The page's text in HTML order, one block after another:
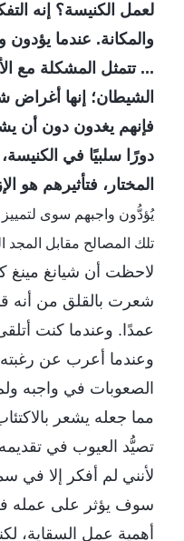
لعمل الكنيسة؟ إنه
والمكانة. عندما
... تتمثل المشكلة مع
الشيطان؛ إنها أغراض
فإنهم يغدون دون أن
دورًا سلبيًا في
المختار، فتأثيرهم هو
يُؤدُّون واجبهم سوى
تلك المصالح مقابل
لاحظت أن شيانغ مينغ
شعرت بالقلق من أنه
عمدًا. وعندما كنت
وعندما أعرب عن رغبته
الصعوبات في واجبه
مما جعله يشعر
تصيُّد العيوب في
لأنني لم أفكر إلا في
سوف يؤثر على عمله
أهمية عمل السقاية،